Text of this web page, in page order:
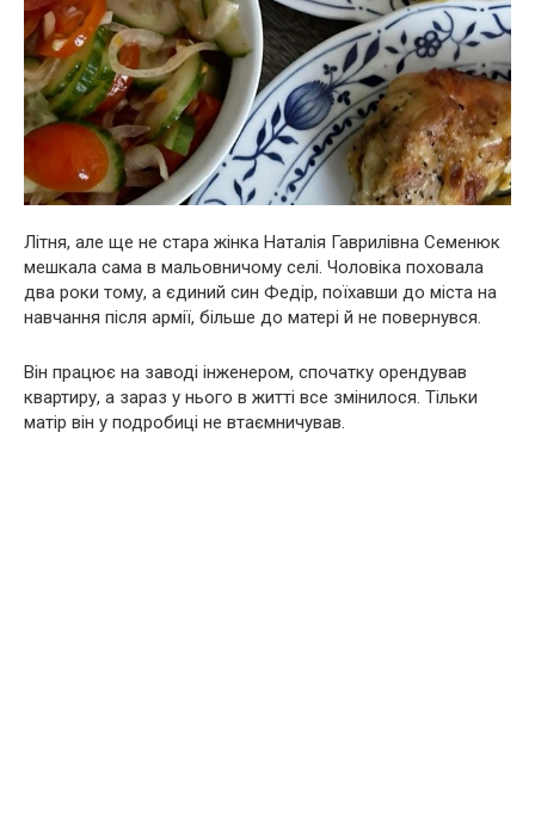
Літня, але ще не стара жінка Наталія Гаврилівна Семенюк
мешкала сама в мальовничому селі. Чоловіка поховала
два роки тому, а єдиний син Федір, поїхавши до міста на
навчання після армії, більше до матері й не повернувся.
Він працює на заводі інженером, спочатку орендував
квартиру, а зараз у нього в житті все змінилося. Тільки
матір він у подробиці не втаємничував.